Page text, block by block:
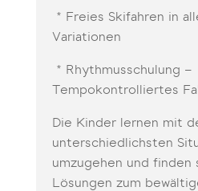
* Freies Skifahren in
Variationen
* Rhythmusschulung –
Tempokontrolliertes
Die Kinder lernen mit
unterschiedlichsten
umzugehen und finden
Lösungen zum